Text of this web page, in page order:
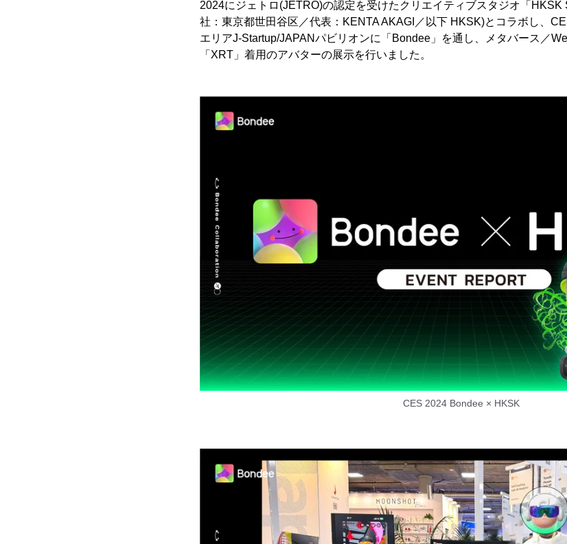
2024にジェトロ(JETRO)の認定を受けたクリエイティブスタジオ「
社：東京都世田谷区／代表：KENTA AKAGI／以下 HKSK)とコラボし、
エリアJ-Startup/JAPANパビリオンに「Bondee」を通し、メタバース／
「XRT」着用のアバターの展示を行いました。
CES 2024 Bondee × HKSK